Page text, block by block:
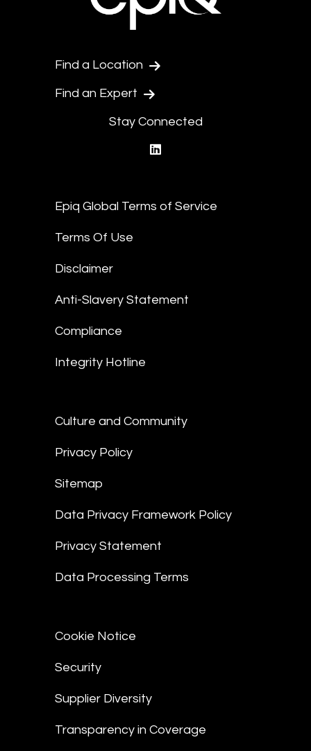
Find a Location
Find an Expert
Stay Connected
Epiq Global Terms of Service
Terms Of Use
Disclaimer
Anti-Slavery Statement
Compliance
Integrity Hotline
Culture and Community
Privacy Policy
Sitemap
Data Privacy Framework Policy
Privacy Statement
Data Processing Terms
Cookie Notice
Security
Supplier Diversity
Transparency in Coverage